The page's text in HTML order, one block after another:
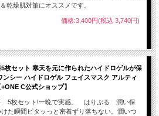
乾燥肌対策にオススメです。
価格:3,400円(税込 3,740円)
枚セット 寒天を元に作られたハイドロゲルが保
ンシー ハイドロゲル フェイスマスク アルティ
C公式ショップ】
5枚セット!一晩で実感。 はりぷる 潤い保
た瞬間ピタッっと密着ずり落ちない。潤いつ